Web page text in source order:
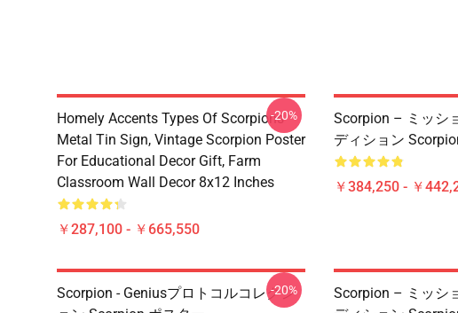
Homely Accents Types Of Scorpions
Metal Tin Sign, Vintage Scorpion Poster
For Educational Decor Gift, Farm
Classroom Wall Decor 8x12 Inches
￥287,100 - ￥665,550
-20%
Scorpion – ミッシ
ディション
￥384,250 - ￥
Scorpion - Geniusプロトコルコレクシ
-20%
Scorpion – ミッシ